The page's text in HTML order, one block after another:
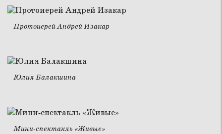
Протоиерей Андрей Изакар
Юлия Балакшина
Мини-спектакль «Живые»